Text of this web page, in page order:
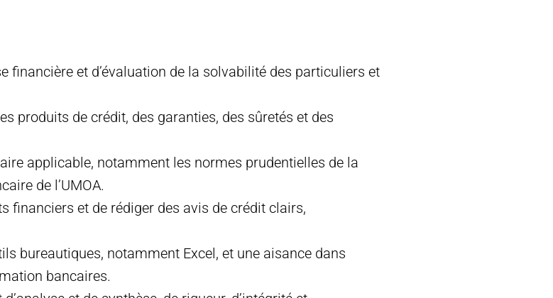
financière et d’évaluation de la solvabilité des particuliers et
produits de crédit, des garanties, des sûretés et des
applicable, notamment les normes prudentielles de la
de l’UMOA.
financiers et de rédiger des avis de crédit clairs,
bureautiques, notamment Excel, et une aisance dans
bancaires.